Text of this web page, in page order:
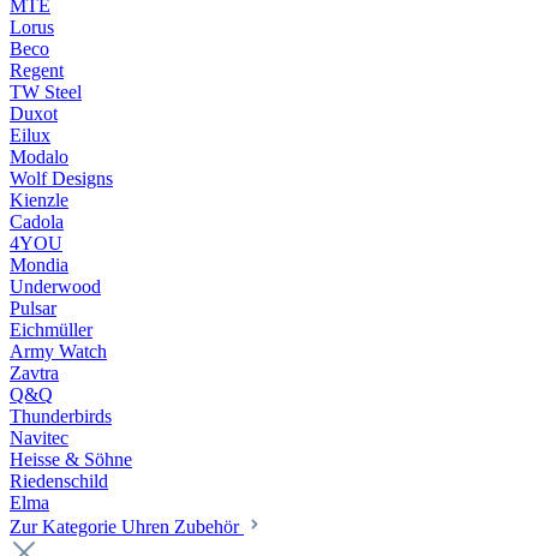
MTE
Lorus
Beco
Regent
TW Steel
Duxot
Eilux
Modalo
Wolf Designs
Kienzle
Cadola
4YOU
Mondia
Underwood
Pulsar
Eichmüller
Army Watch
Zavtra
Q&Q
Thunderbirds
Navitec
Heisse & Söhne
Riedenschild
Elma
Zur Kategorie Uhren Zubehör